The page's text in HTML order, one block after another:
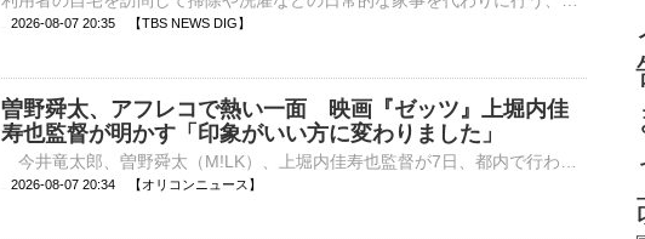
2026-08-07 20:35 【TBS NEWS DIG】
曽野舜太、アフレコで熱い一面 映画『ゼッツ』上堀内佳
寿也監督が明かす「印象がいい方に変わりました」
2026-08-07 20:34 【オリコンニュース】